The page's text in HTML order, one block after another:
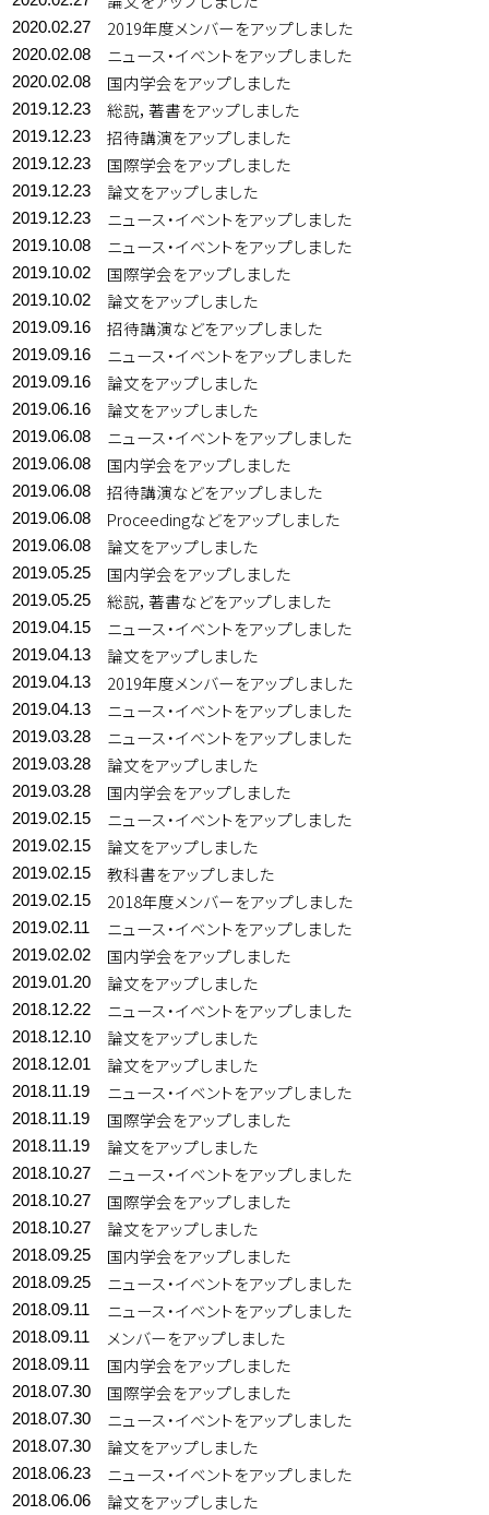
2020.02.27 2019年度メンバーをアップしました
2020.02.08 ニュース・イベントをアップしました
2020.02.08 国内学会をアップしました
2019.12.23 総説，著書をアップしました
2019.12.23 招待講演をアップしました
2019.12.23 国際学会をアップしました
2019.12.23 論文をアップしました
2019.12.23 ニュース・イベントをアップしました
2019.10.08 ニュース・イベントをアップしました
2019.10.02 国際学会をアップしました
2019.10.02 論文をアップしました
2019.09.16 招待講演などをアップしました
2019.09.16 ニュース・イベントをアップしました
2019.09.16 論文をアップしました
2019.06.16 論文をアップしました
2019.06.08 ニュース・イベントをアップしました
2019.06.08 国内学会をアップしました
2019.06.08 招待講演などをアップしました
2019.06.08 Proceedingなどをアップしました
2019.06.08 論文をアップしました
2019.05.25 国内学会をアップしました
2019.05.25 総説，著書などをアップしました
2019.04.15 ニュース・イベントをアップしました
2019.04.13 論文をアップしました
2019.04.13 2019年度メンバーをアップしました
2019.04.13 ニュース・イベントをアップしました
2019.03.28 ニュース・イベントをアップしました
2019.03.28 論文をアップしました
2019.03.28 国内学会をアップしました
2019.02.15 ニュース・イベントをアップしました
2019.02.15 論文をアップしました
2019.02.15 教科書をアップしました
2019.02.15 2018年度メンバーをアップしました
2019.02.11 ニュース・イベントをアップしました
2019.02.02 国内学会をアップしました
2019.01.20 論文をアップしました
2018.12.22 ニュース・イベントをアップしました
2018.12.10 論文をアップしました
2018.12.01 論文をアップしました
2018.11.19 ニュース・イベントをアップしました
2018.11.19 国際学会をアップしました
2018.11.19 論文をアップしました
2018.10.27 ニュース・イベントをアップしました
2018.10.27 国際学会をアップしました
2018.10.27 論文をアップしました
2018.09.25 国内学会をアップしました
2018.09.25 ニュース・イベントをアップしました
2018.09.11 ニュース・イベントをアップしました
2018.09.11 メンバーをアップしました
2018.09.11 国内学会をアップしました
2018.07.30 国際学会をアップしました
2018.07.30 ニュース・イベントをアップしました
2018.07.30 論文をアップしました
2018.06.23 ニュース・イベントをアップしました
2018.06.06 論文をアップしました